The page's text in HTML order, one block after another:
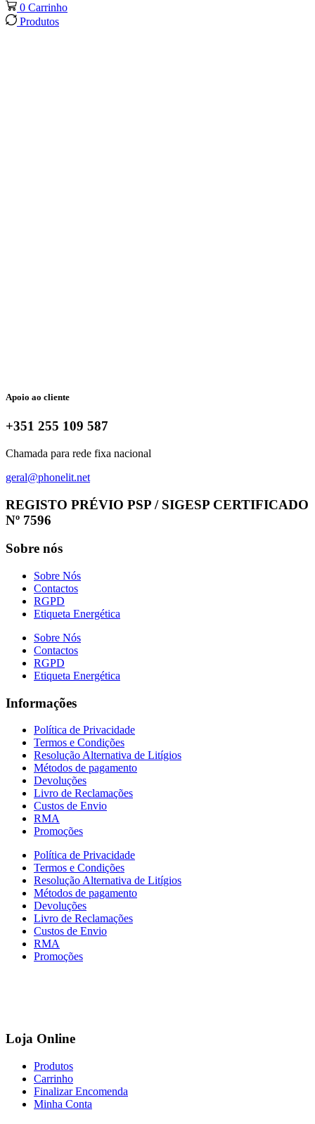
0 Carrinho
Produtos
Apoio ao cliente
+351 255 109 587
Chamada para rede fixa nacional
geral@phonelit.net
REGISTO PRÉVIO PSP / SIGESP CERTIFICADO
Nº 7596
Sobre nós
Sobre Nós
Contactos
RGPD
Etiqueta Energética
Sobre Nós
Contactos
RGPD
Etiqueta Energética
Informações
Política de Privacidade
Termos e Condições
Resolução Alternativa de Litígios
Métodos de pagamento
Devoluções
Livro de Reclamações
Custos de Envio
RMA
Promoções
Política de Privacidade
Termos e Condições
Resolução Alternativa de Litígios
Métodos de pagamento
Devoluções
Livro de Reclamações
Custos de Envio
RMA
Promoções
Loja Online
Produtos
Carrinho
Finalizar Encomenda
Minha Conta